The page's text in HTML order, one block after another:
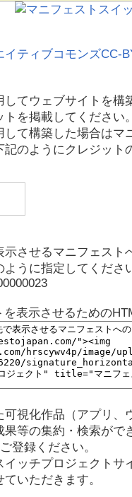
イティブコモンズCC-
てウェブサイトを構
を掲載してください。
て構築した場合はマ
のようにクレジット
させるマニフェスト
うに指定してくださ
表示させるための
視化作品（アプリ、
等の集約・検索がで
登録ください。
ッチプロジェクトサ
いただきます。